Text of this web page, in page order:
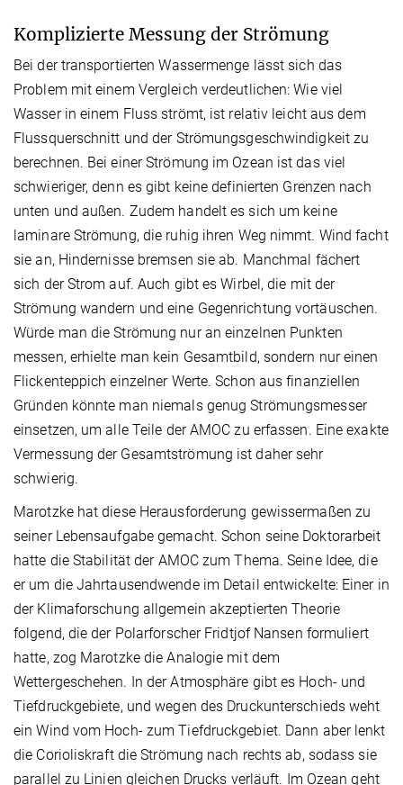
Komplizierte Messung der Strömung
Bei der transportierten Wassermenge lässt sich das
Problem mit einem Vergleich verdeutlichen: Wie viel
Wasser in einem Fluss strömt, ist relativ leicht aus dem
Flussquerschnitt und der Strömungsgeschwindigkeit zu
berechnen. Bei einer Strömung im Ozean ist das viel
schwieriger, denn es gibt keine definierten Grenzen nach
unten und außen. Zudem handelt es sich um keine
laminare Strömung, die ruhig ihren Weg nimmt. Wind facht
sie an, Hindernisse bremsen sie ab. Manchmal fächert
sich der Strom auf. Auch gibt es Wirbel, die mit der
Strömung wandern und eine Gegenrichtung vortäuschen.
Würde man die Strömung nur an einzelnen Punkten
messen, erhielte man kein Gesamtbild, sondern nur einen
Flickenteppich einzelner Werte. Schon aus finanziellen
Gründen könnte man niemals genug Strömungsmesser
einsetzen, um alle Teile der AMOC zu erfassen. Eine exakte
Vermessung der Gesamtströmung ist daher sehr
schwierig.
Marotzke hat diese Herausforderung gewissermaßen zu
seiner Lebensaufgabe gemacht. Schon seine Doktorarbeit
hatte die Stabilität der AMOC zum Thema. Seine Idee, die
er um die Jahrtausendwende im Detail entwickelte: Einer in
der Klimaforschung allgemein akzeptierten Theorie
folgend, die der Polarforscher Fridtjof Nansen formuliert
hatte, zog Marotzke die Analogie mit dem
Wettergeschehen. In der Atmosphäre gibt es Hoch- und
Tiefdruckgebiete, und wegen des Druckunterschieds weht
ein Wind vom Hoch- zum Tiefdruckgebiet. Dann aber lenkt
die Corioliskraft die Strömung nach rechts ab, sodass sie
parallel zu Linien gleichen Drucks verläuft. Im Ozean geht